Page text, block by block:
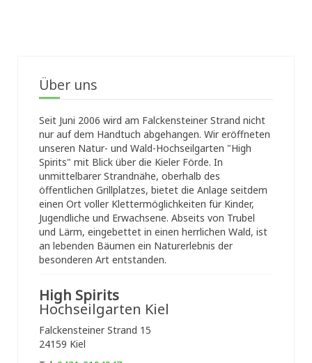
Über uns
Seit Juni 2006 wird am Falckensteiner Strand nicht
nur auf dem Handtuch abgehangen. Wir eröffneten
unseren Natur- und Wald-Hochseilgarten "High
Spirits" mit Blick über die Kieler Förde. In
unmittelbarer Strandnähe, oberhalb des
öffentlichen Grillplatzes, bietet die Anlage seitdem
einen Ort voller Klettermöglichkeiten für Kinder,
Jugendliche und Erwachsene. Abseits von Trubel
und Lärm, eingebettet in einen herrlichen Wald, ist
an lebenden Bäumen ein Naturerlebnis der
besonderen Art entstanden.
High Spirits
Hochseilgarten Kiel
Falckensteiner Strand 15
24159 Kiel